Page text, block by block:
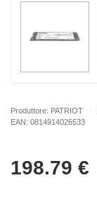
Produttore: PATRIOT
EAN: 0814914026533
198.79 €